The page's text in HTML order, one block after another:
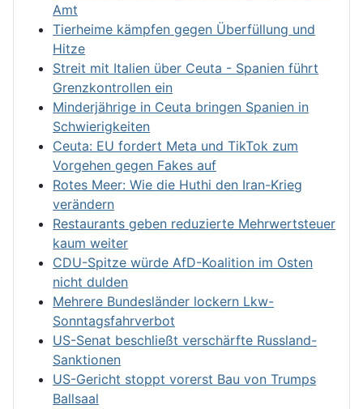
Amt
Tierheime kämpfen gegen Überfüllung und
Hitze
Streit mit Italien über Ceuta - Spanien führt
Grenzkontrollen ein
Minderjährige in Ceuta bringen Spanien in
Schwierigkeiten
Ceuta: EU fordert Meta und TikTok zum
Vorgehen gegen Fakes auf
Rotes Meer: Wie die Huthi den Iran-Krieg
verändern
Restaurants geben reduzierte Mehrwertsteuer
kaum weiter
CDU-Spitze würde AfD-Koalition im Osten
nicht dulden
Mehrere Bundesländer lockern Lkw-
Sonntagsfahrverbot
US-Senat beschließt verschärfte Russland-
Sanktionen
US-Gericht stoppt vorerst Bau von Trumps
Ballsaal